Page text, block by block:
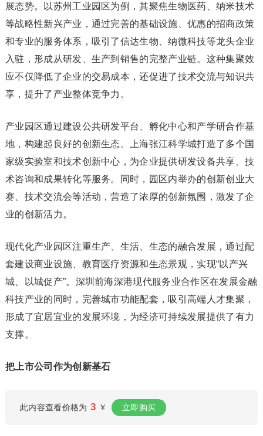
展态势。以苏州工业园区为例，其聚焦生物医药、纳米技术
等战略性新兴产业，通过完善的基础设施、优惠的招商政策
和专业的服务体系，吸引了信达生物、纳微科技等龙头企业
入驻，形成从研发、生产到销售的完整产业链。这种集聚效
应不仅降低了企业的交易成本，还促进了技术交流与知识共
享，提升了产业整体竞争力。
产业园区通过建设公共研发平台、孵化中心和产学研合作基
地，构建起良好的创新生态。上海张江科学城打造了多个国
家级实验室和技术创新中心，为企业提供研发设备共享、技
术咨询和成果转化等服务。同时，园区内举办的创新创业大
赛、技术交流会等活动，营造了浓厚的创新氛围，激发了企
业的创新活力。
现代化产业园区注重生产、生活、生态的融合发展，通过配
套建设商业设施、教育医疗资源和生态景观，实现“以产兴
城、以城促产”。深圳前海深港现代服务业合作区在发展金融
科技产业的同时，完善城市功能配套，吸引高端人才集聚，
形成了宜居宜业的发展环境，为经济可持续发展提供了有力
支撑。
把上市公司作为创新基石
此内容查看价格为 3 ￥ 立即购买